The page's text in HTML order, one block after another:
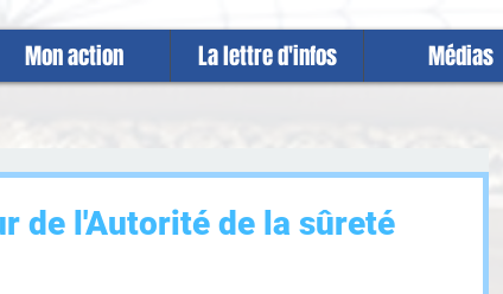
Mon action La lettre d'infos Médias
de l'Autorité de la sûreté